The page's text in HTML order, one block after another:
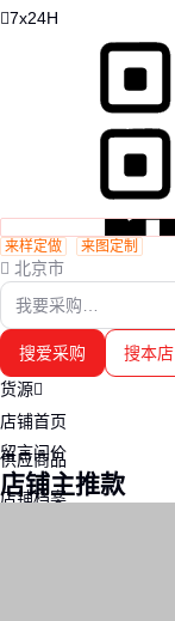
7x24H
来样定做
来图定制
北京市
搜爱采购
搜本店
货源
店铺首页
供应商品
店铺档案
留言问价
店铺主推款